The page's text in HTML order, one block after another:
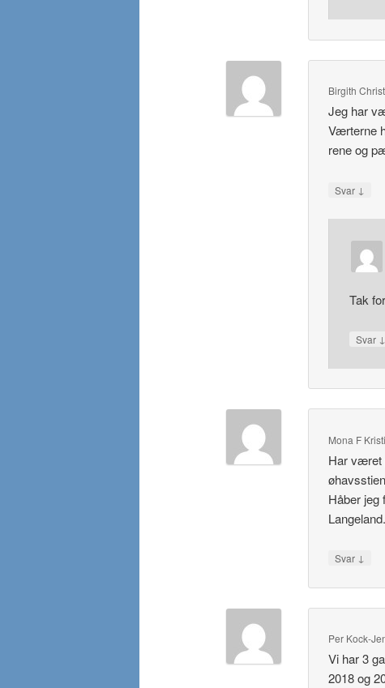
Birgith
Jeg har
Værterne
rene og
Svar ↓
Tak
Svar ↓
Mona F
Har været
Håber
Langeland.
Svar ↓
Per Kock-
Vi har 3
2018 og